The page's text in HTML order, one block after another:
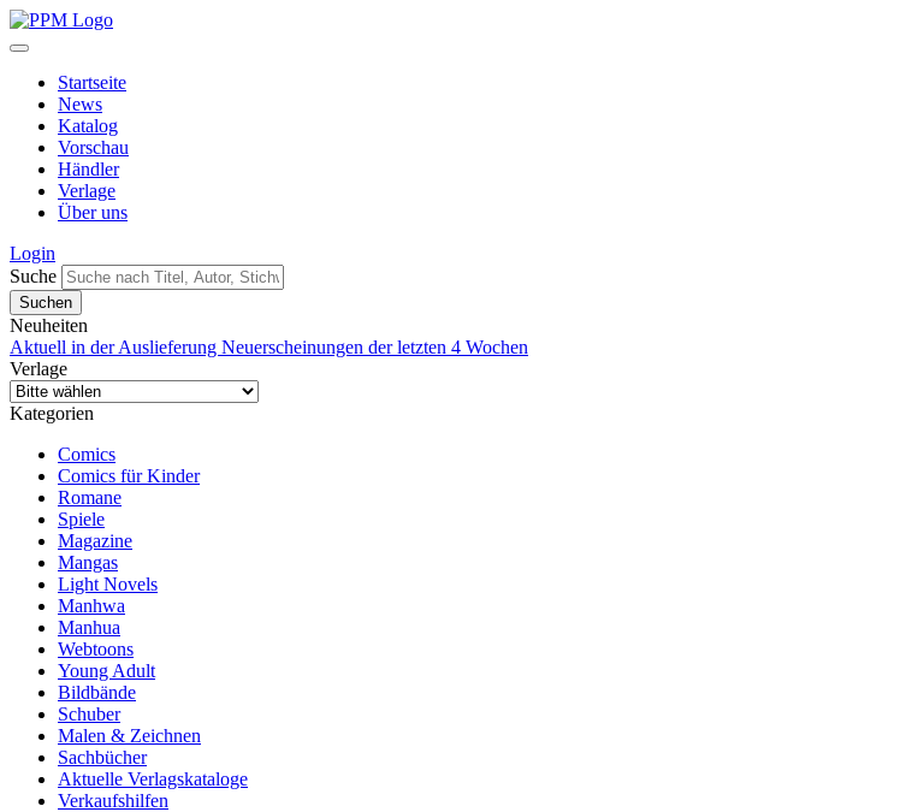
Startseite
News
Katalog
Vorschau
Händler
Verlage
Über uns
Login
Suche
Neuheiten
Aktuell in der Auslieferung Neuerscheinungen der letzten 4 Wochen
Verlage
Kategorien
Comics
Comics für Kinder
Romane
Spiele
Magazine
Mangas
Light Novels
Manhwa
Manhua
Webtoons
Young Adult
Bildbände
Schuber
Malen & Zeichnen
Sachbücher
Aktuelle Verlagskataloge
Verkaufshilfen